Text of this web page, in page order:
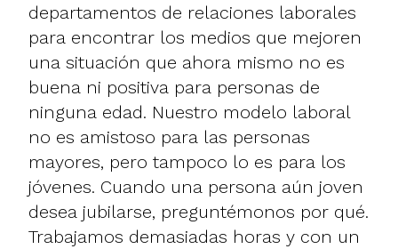
departamentos de relaciones laborales
para encontrar los medios que mejoren
una situación que ahora mismo no es
buena ni positiva para personas de
ninguna edad. Nuestro modelo laboral
no es amistoso para las personas
mayores, pero tampoco lo es para los
jóvenes. Cuando una persona aún joven
desea jubilarse, preguntémonos por qué.
Trabajamos demasiadas horas y con un